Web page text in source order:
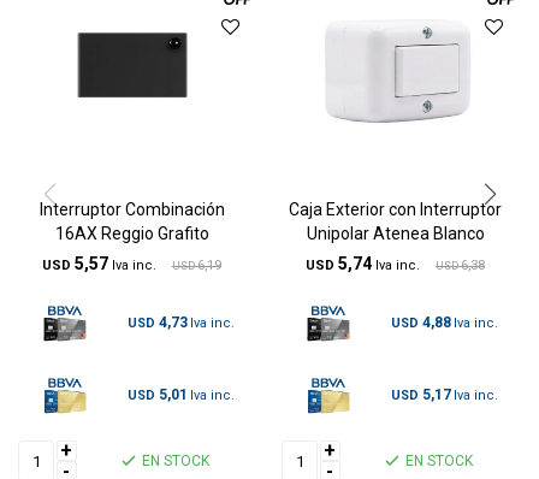
Interruptor Combinación
16AX Reggio Grafito
USD 5,57 USD 6,19
USD 4,73
USD 5,01
+
-
EN STOCK
Caja Exterior con Interruptor
Unipolar Atenea Blanco
USD 5,74 USD 6,38
USD 4,88
USD 5,17
+
-
EN STOCK